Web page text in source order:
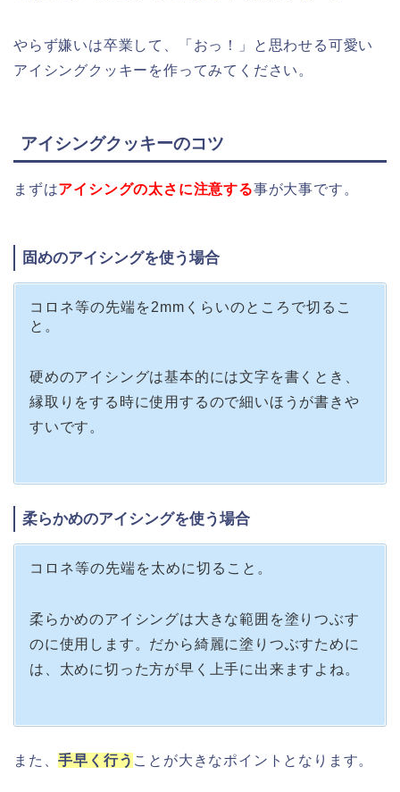
やらず嫌いは卒業して、「おっ！」と思わせる可愛い
アイシングクッキーを作ってみてください。
アイシングクッキーのコツ
まずはアイシングの太さに注意する事が大事です。
固めのアイシングを使う場合
コロネ等の先端を2mmくらいのところで切るこ
と。
硬めのアイシングは基本的には文字を書くとき、
縁取りをする時に使用するので細いほうが書きや
すいです。
柔らかめのアイシングを使う場合
コロネ等の先端を太めに切ること。
柔らかめのアイシングは大きな範囲を塗りつぶす
のに使用します。だから綺麗に塗りつぶすために
は、太めに切った方が早く上手に出来ますよね。
また、手早く行う ことが大きなポイントとなります。